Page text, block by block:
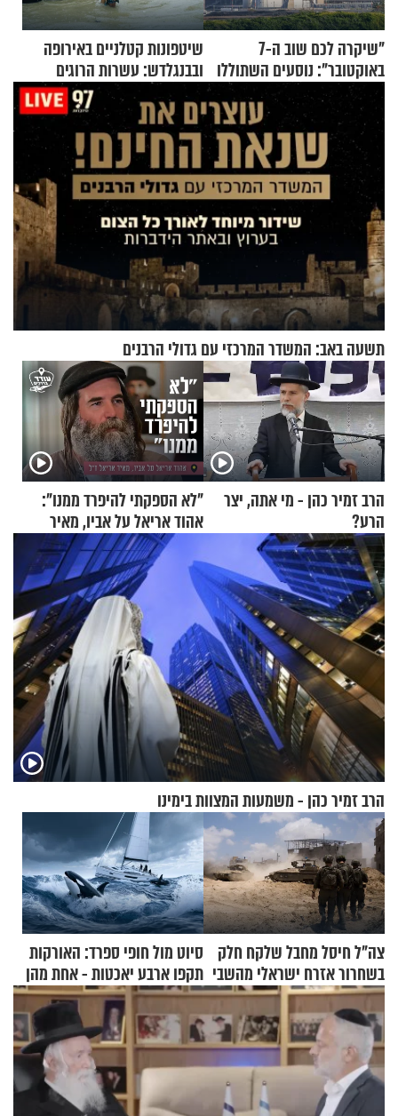
"שיקרה לכם שוב ה-7
באוקטובר": נוסעים השתוללו
בטיסה לפרנקפורט ונעצרו
לאחר שתקפו שוטרים
שיטפונות קטלניים באירופה
ובבנגלדש: עשרות הרוגים
ומיליון נפגעים
תשעה באב: המשדר המרכזי עם גדולי הרבנים
הרב זמיר כהן - מי אתה, יצר
הרע?
"לא הספקתי להיפרד ממנו":
אהוד אריאל על אביו, מאיר
אריאל ז"ל
הרב זמיר כהן - משמעות המצוות בימינו
צה"ל חיסל מחבל שלקח חלק
בשחרור אזרח ישראלי מהשבי
סיוט מול חופי ספרד: האורקות
תקפו ארבע יאכטות - אחת מהן
טבעה